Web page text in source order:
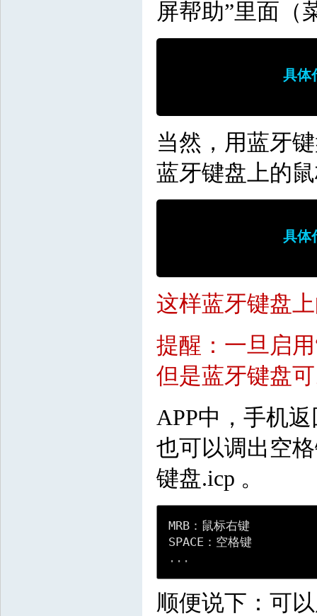
屏帮助”里面（
具体
当然，用蓝牙
蓝牙键盘上的
具体
这样蓝牙键盘
提醒：一旦启
但是蓝牙键盘
APP中，手机
也可以调出空
键盘.icp 。
MRB：鼠标右键
...
顺便说下：可